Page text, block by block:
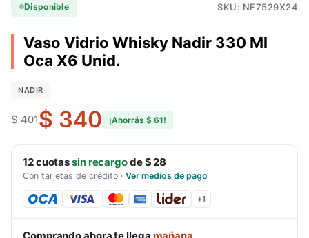
Disponible SKU: NF7529X24
Vaso Vidrio Whisky Nadir 330 Ml
Oca X6 Unid.
NADIR
$ 401$ 340 ¡Ahorrás $ 61!
12cuotassin recargode$ 28
Con tarjetas de crédito · Ver medios de pago
+1